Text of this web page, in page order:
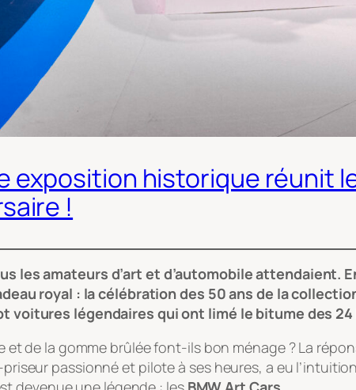
exposition historique réunit
!
les amateurs d’art et d’automobile attendaient.
royal : la célébration des 50 ans de la
légendaires qui ont limé le bitume des 24
et de la gomme brûlée font-ils bon ménage ? La
passionné et pilote à ses heures, a eu